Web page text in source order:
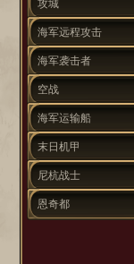
攻城
海军远程攻击
海军袭击者
空战
海军运输船
末日机甲
尼杭战士
恩奇都